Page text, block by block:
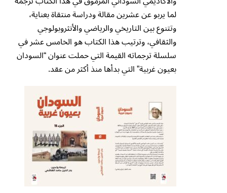
لما يربو عن عشرين مقالة ودراسة منتقاة بعناية،
وتتنوع بين التاريخي والرياضي والأنثروبولوجي
والثقافي، وترتيب هذا الكتاب هو الخامس عشر في
سلسلة ترجماته القيمة التي حملت عنوان “السودان
بعيون غربية” التي بدأها منذ أكثر من عقد.